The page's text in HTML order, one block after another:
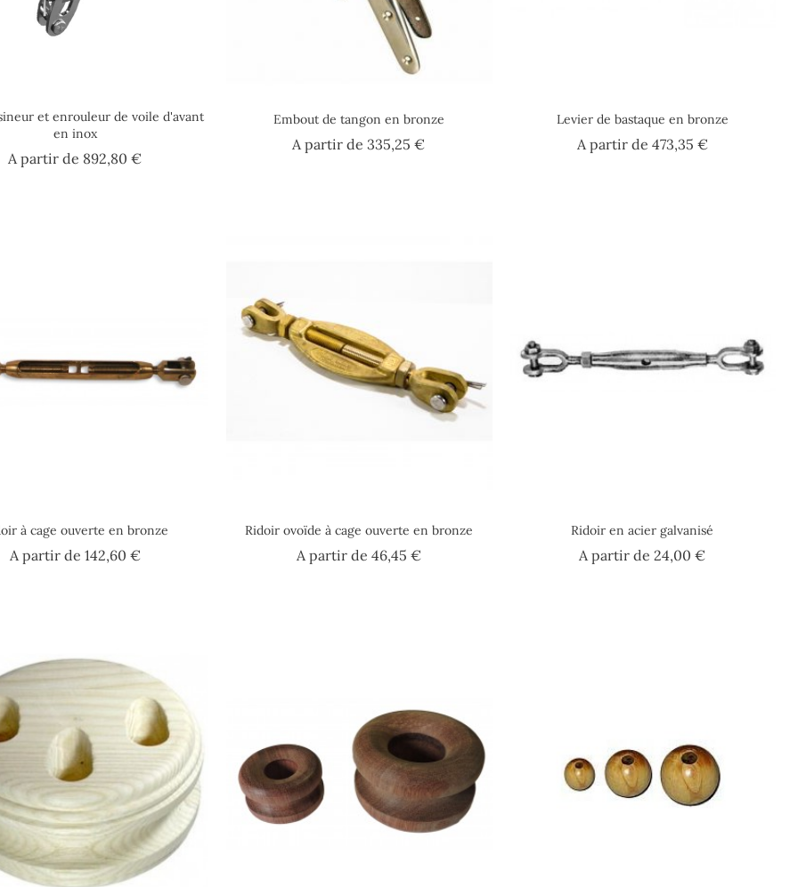
et enrouleur de voile d'avant
en inox
A partir de 892,80 €Prix
Embout de tangon en bronze
A partir de335,25 €Prix
Levier de bastaque en bronze
A partir de 473,35 €Prix
à cage ouverte en bronze
A partir de 142,60 €Prix
Ridoir ovoïde à cage ouverte en bronze
A partir de 46,45 €Prix
Ridoir en acier galvanisé
A partir de 24,00 €Prix